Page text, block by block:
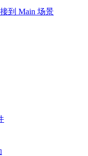
到 Main 场景